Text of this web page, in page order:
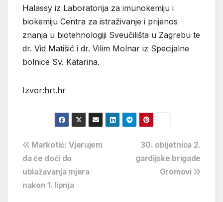
Halassy iz Laboratorija za imunokemiju i
biokemiju Centra za istraživanje i prijenos
znanja u biotehnologiji Sveučilišta u Zagrebu te
dr. Vid Matišić i dr. Vilim Molnar iz Specijalne
bolnice Sv. Katarina.
Izvor:hrt.hr
Navigacija
objava
30. obljetnica 2.
gardijske brigade
Gromovi
Markotić: Vjerujem
da će doći do
ublažavanja mjera
nakon 1. lipnja